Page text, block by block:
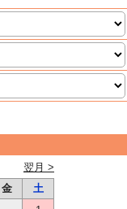
翌月 >
金
土